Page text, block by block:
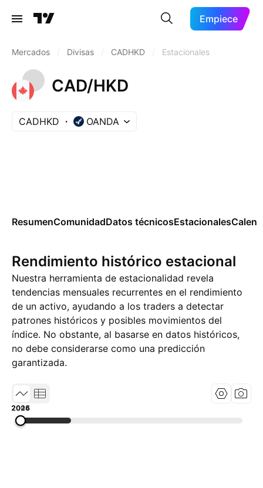
Empiece
Mercados Divisas CADHKD Estacionales
CAD/HKD
CADHKD OANDA
ResumenComunidadDatos técnicosEstacionales
Rendimiento histórico estacional
Nuestra herramienta de estacionalidad revela
tendencias mensuales recurrentes en el rendimiento
de un activo, ayudando a los traders a detectar
patrones históricos y posibles movimientos del
índice. No obstante, al basarse en datos históricos,
no debe considerarse como una predicción
garantizada.
2004
2015
2026